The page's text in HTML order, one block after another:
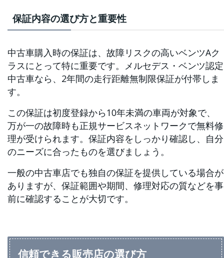
保証内容の選び方と重要性
中古車購入時の保証は、故障リスクの高いベンツAク
ラスにとって特に重要です。メルセデス・ベンツ認定
中古車なら、2年間の走行距離無制限保証が付帯しま
す。
この保証は初度登録から10年未満の車両が対象で、
万が一の故障時も正規サービスネットワークで無料修
理が受けられます。保証内容をしっかり確認し、自分
のニーズに合ったものを選びましょう。
一般の中古車店でも独自の保証を提供している場合が
ありますが、保証範囲や期間、修理対応の質などを事
前に確認することが大切です。
信頼できる販売店の選び方